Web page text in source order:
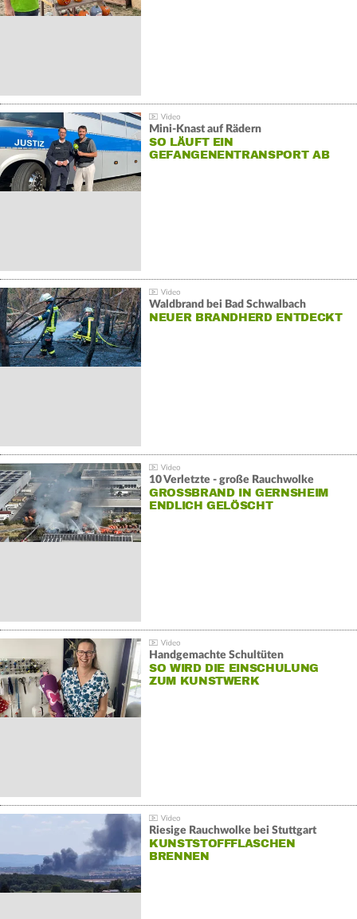
Mini-Knast auf Rädern
SO LÄUFT EIN
GEFANGENENTRANSPORT AB
Waldbrand bei Bad Schwalbach
NEUER BRANDHERD ENTDECKT
10 Verletzte - große Rauchwolke
GROSSBRAND IN GERNSHEIM E
NDLICH GELÖSCHT
Handgemachte Schultüten
SO WIRD DIE EINSCHULUNG
ZUM KUNSTWERK
Riesige Rauchwolke bei Stuttgart
KUNSTSTOFFFLASCHEN
BRENNEN